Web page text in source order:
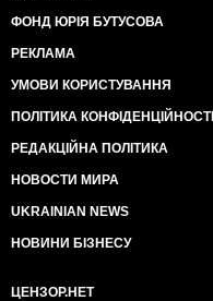
ФОНД ЮРІЯ БУТУСОВА
РЕКЛАМА
УМОВИ КОРИСТУВАННЯ
ПОЛІТИКА КОНФІДЕНЦІЙНОСТІ
РЕДАКЦІЙНА ПОЛІТИКА
НОВОСТИ МИРА
UKRAINIAN NEWS
НОВИНИ БІЗНЕСУ
ЦЕНЗОР.НЕТ